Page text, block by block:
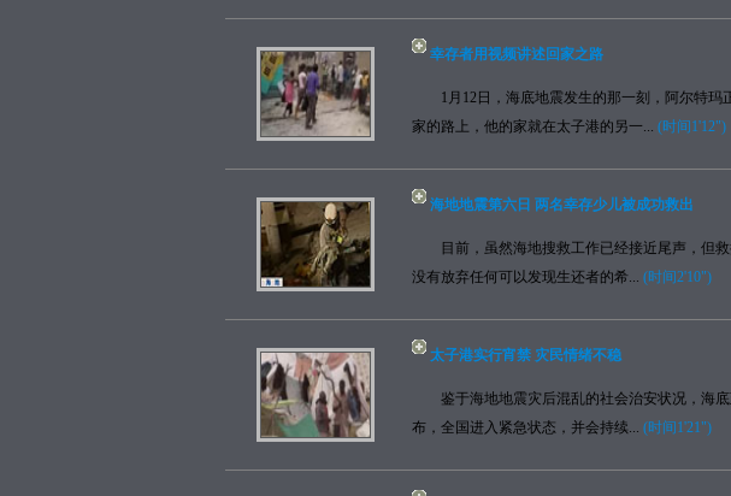
幸存者用视频讲述回家之路
1月12日，海底地震发生的那一刻，阿尔特玛
家的路上，他的家就在太子港的另一... (时间1'12")
海地地震第六日 两名幸存少儿被成功救出
目前，虽然海地搜救工作已经接近尾声，但救
没有放弃任何可以发现生还者的希... (时间2'10")
太子港实行宵禁 灾民情绪不稳
鉴于海地地震灾后混乱的社会治安状况，海底
布，全国进入紧急状态，并会持续... (时间1'21")